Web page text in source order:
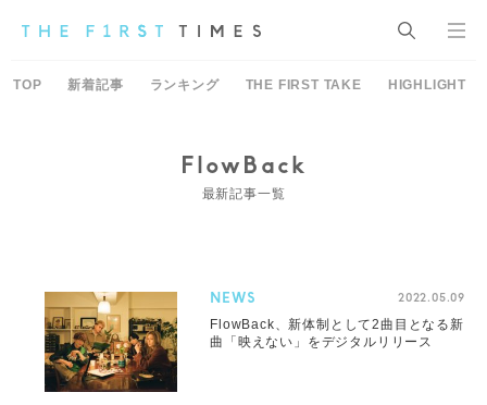
TOP 新着記事 ランキング THE FIRST TAKE HIGHLIGHT
FlowBack
最新記事一覧
NEWS 2022.05.09
FlowBack、新体制として2曲目となる新
曲「映えない」をデジタルリリース